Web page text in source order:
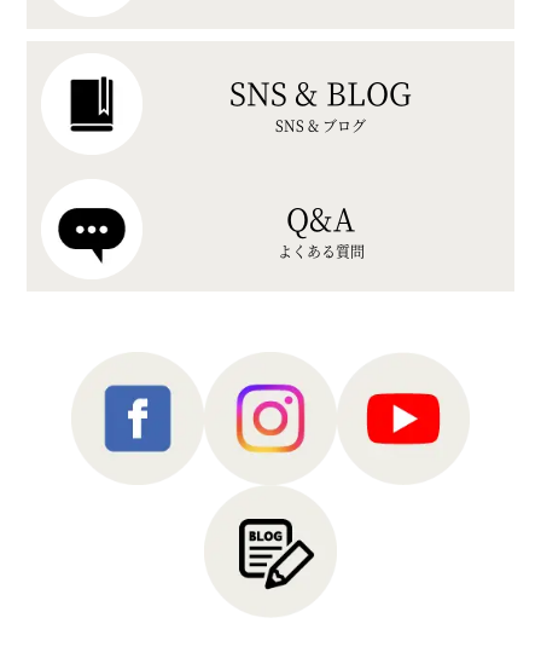
SNS & BLOG
SNS & ブログ
Q&A
よくある質問